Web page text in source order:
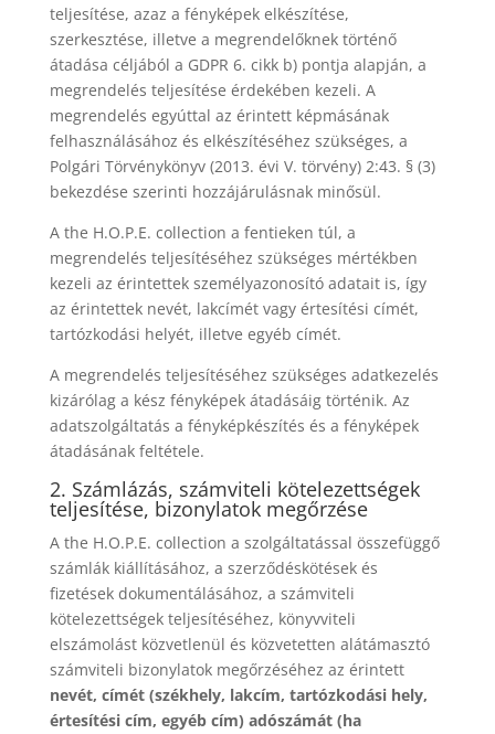
teljesítése, azaz a fényképek elkészítése,
szerkesztése, illetve a megrendelőknek történő
átadása céljából a GDPR 6. cikk b) pontja alapján, a
megrendelés teljesítése érdekében kezeli. A
megrendelés egyúttal az érintett képmásának
felhasználásához és elkészítéséhez szükséges, a
Polgári Törvénykönyv (2013. évi V. törvény) 2:43. § (3)
bekezdése szerinti hozzájárulásnak minősül.
A the H.O.P.E. collection a fentieken túl, a
megrendelés teljesítéséhez szükséges mértékben
kezeli az érintettek személyazonosító adatait is, így
az érintettek nevét, lakcímét vagy értesítési címét,
tartózkodási helyét, illetve egyéb címét.
A megrendelés teljesítéséhez szükséges adatkezelés
kizárólag a kész fényképek átadásáig történik. Az
adatszolgáltatás a fényképkészítés és a fényképek
átadásának feltétele.
2. Számlázás, számviteli kötelezettségek
teljesítése, bizonylatok megőrzése
A the H.O.P.E. collection a szolgáltatással összefüggő
számlák kiállításához, a szerződéskötések és
fizetések dokumentálásához, a számviteli
kötelezettségek teljesítéséhez, könyvviteli
elszámolást közvetlenül és közvetetten alátámasztó
számviteli bizonylatok megőrzéséhez az érintett
nevét, címét (székhely, lakcím, tartózkodási hely,
értesítési cím, egyéb cím) adószámát (ha